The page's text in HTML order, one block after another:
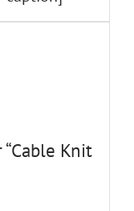
Knit